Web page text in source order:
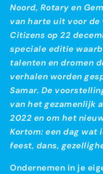
Noord, Rotary en
van harte uit voor
Citizens op 22
speciale editie
talenten en dromen
verhalen worden
Samar. De
van het gezamenlijk
2022 en om het
Kortom: een dag wat
feest, dans,
Ondernemen in je